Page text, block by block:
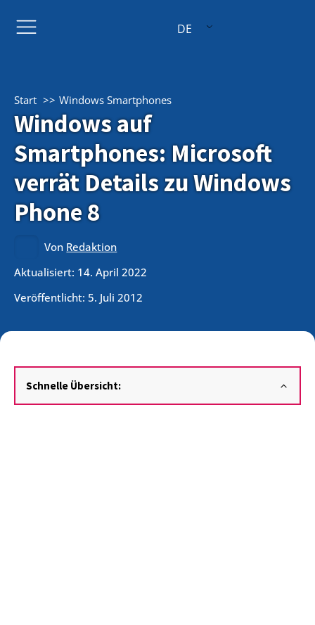
DE
Start Windows Smartphones
Windows auf
Smartphones: Microsoft
verrät Details zu Windows
Phone 8
Von Redaktion
Aktualisiert: 14. April 2022
Veröffentlicht: 5. Juli 2012
Schnelle Übersicht: